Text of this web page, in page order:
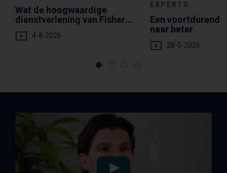
Wat de hoogwaardige
dienstverlening van Fisher
Investments Europe voor u
kan betekenen
4-8-2026
EXPERTS
Een voortdurend
naar beter
28-5-2026